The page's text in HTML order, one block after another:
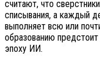
считают, что
списывания, а каждый
выполняет всю или
образованию
эпоху ИИ.